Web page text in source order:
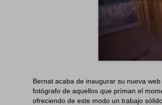
Bernat acaba de inaugurar su nueva
fotógrafo de aquellos que príman el
ofreciendo de este modo un trabajo